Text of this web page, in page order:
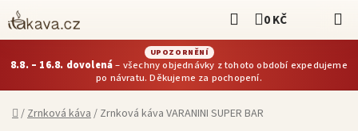
Přejít
na
obsah
UPOZORNĚNÍ
8.8. – 16.8. dovolená– všechny objednávky z tohoto období expedujeme
po návratu. Děkujeme za pochopení.
Hledat
NÁKUPNÍ
0 KČ
Domů
/Zrnková káva/ Zrnková káva VARANINI SUPER BAR